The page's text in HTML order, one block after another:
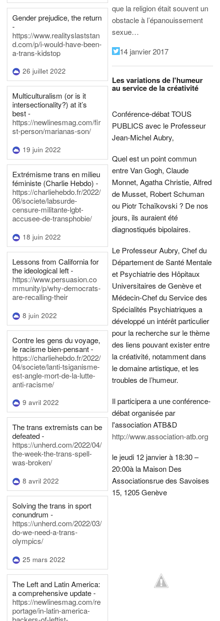
Gender prejudice, the return
-
https://www.realityslaststan
d.com/p/i-would-have-been-
a-trans-kidstop
26 juillet 2022
Multiculturalism (or is it
intersectionality?) at it’s
best -
https://newlinesmag.com/fir
st-person/marianas-son/
19 juin 2022
Extrémisme trans en milieu
féministe (Charlie Hebdo) -
https://charliehebdo.fr/2022/
06/societe/labsurde-
censure-militante-lgbt-
accusee-de-transphobie/
18 juin 2022
Lessons from California for
the ideological left -
https://www.persuasion.co
mmunity/p/why-democrats-
are-recalling-their
8 juin 2022
Contre les gens du voyage,
le racisme bien-pensant -
https://charliehebdo.fr/2022/
04/societe/lanti-tsiganisme-
est-angle-mort-de-la-lutte-
anti-racisme/
9 avril 2022
The trans extremists can be
defeated -
https://unherd.com/2022/04/
the-week-the-trans-spell-
was-broken/
8 avril 2022
Solving the trans in sport
conundrum -
https://unherd.com/2022/03/
do-we-need-a-trans-
olympics/
25 mars 2022
The Left and Latin America:
a comprehensive update -
https://newlinesmag.com/re
portage/in-latin-america-
que la religion était souvent un
obstacle à l’épanouissement
sexue…
14 janvier 2017
Les variations de l'humeur
au service de la créativité
Conférence-débat TOUS
PUBLICS avec le Professeur
Jean-Michel Aubry,
Quel est un point commun
entre Van Gogh, Claude
Monnet, Agatha Christie, Alfred
de Musset, Robert Schuman
ou Piotr Tchaïkovski ? De nos
jours, ils auraient été
diagnostiqués bipolaires.
Le Professeur Aubry, Chef du
Département de Santé Mentale
et Psychiatrie des Hôpitaux
Universitaires de Genève et
Médecin-Chef du Service des
Spécialités Psychiatriques a
développé un intérêt particulier
pour la recherche sur le thème
des liens pouvant exister entre
la créativité, notamment dans
le domaine artistique, et les
troubles de l’humeur.
Il participera a une conférence-
débat organisée par
l'association ATB&D
http://www.association-atb.org
le jeudi 12 janvier à 18:30 –
20:00à la Maison Des
Associationsrue des Savoises
15, 1205 Genève